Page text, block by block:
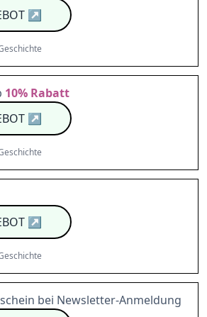
↗
10% Rabatt
↗
↗
bei Newsletter-Anmeldung